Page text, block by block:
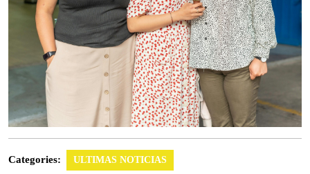
Categories: ULTIMAS NOTICIAS